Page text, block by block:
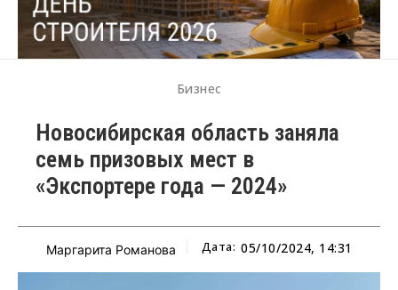
Бизнес
Новосибирская область заняла
семь призовых мест в
«Экспортере года — 2024»
Маргарита Романова Дата: 05/10/2024, 14:31